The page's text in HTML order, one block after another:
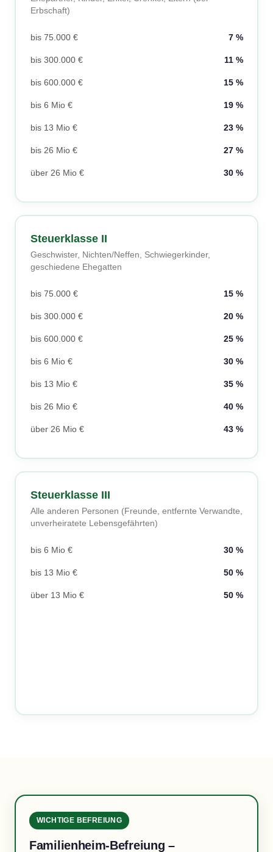
Erbschaft)
bis 75.000 € 7 %
bis 300.000 € 11 %
bis 600.000 € 15 %
bis 6 Mio € 19 %
bis 13 Mio € 23 %
bis 26 Mio € 27 %
über 26 Mio € 30 %
Steuerklasse II
Geschwister, Nichten/Neffen, Schwiegerkinder,
geschiedene Ehegatten
bis 75.000 € 15 %
bis 300.000 € 20 %
bis 600.000 € 25 %
bis 6 Mio € 30 %
bis 13 Mio € 35 %
bis 26 Mio € 40 %
über 26 Mio € 43 %
Steuerklasse III
Alle anderen Personen (Freunde, entfernte Verwandte,
unverheiratete Lebensgefährten)
bis 6 Mio € 30 %
bis 13 Mio € 50 %
über 13 Mio € 50 %
WICHTIGE BEFREIUNG
Familienheim-Befreiung –